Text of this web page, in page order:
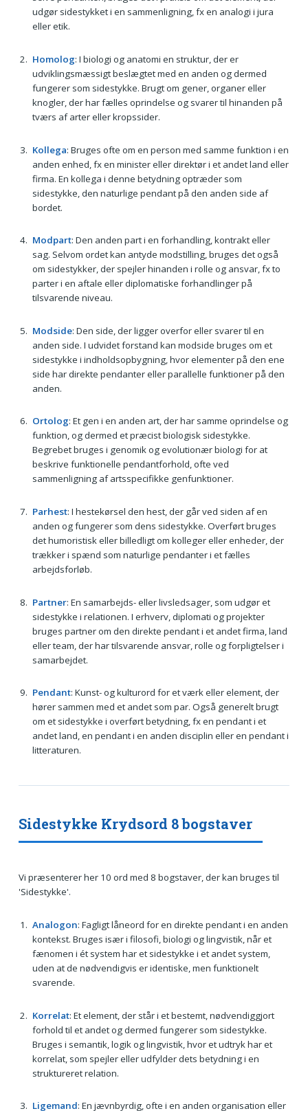
udgør sidestykket i en sammenligning, fx en analogi i jura
eller etik.
Homolog: I biologi og anatomi en struktur, der er
udviklingsmæssigt beslægtet med en anden og dermed
fungerer som sidestykke. Brugt om gener, organer eller
knogler, der har fælles oprindelse og svarer til hinanden på
tværs af arter eller kropssider.
Kollega: Bruges ofte om en person med samme funktion i en
anden enhed, fx en minister eller direktør i et andet land eller
firma. En kollega i denne betydning optræder som
sidestykke, den naturlige pendant på den anden side af
bordet.
Modpart: Den anden part i en forhandling, kontrakt eller
sag. Selvom ordet kan antyde modstilling, bruges det også
om sidestykker, der spejler hinanden i rolle og ansvar, fx to
parter i en aftale eller diplomatiske forhandlinger på
tilsvarende niveau.
Modside: Den side, der ligger overfor eller svarer til en
anden side. I udvidet forstand kan modside bruges om et
sidestykke i indholdsopbygning, hvor elementer på den ene
side har direkte pendanter eller parallelle funktioner på den
anden.
Ortolog: Et gen i en anden art, der har samme oprindelse og
funktion, og dermed et præcist biologisk sidestykke.
Begrebet bruges i genomik og evolutionær biologi for at
beskrive funktionelle pendantforhold, ofte ved
sammenligning af artsspecifikke genfunktioner.
Parhest: I hestekørsel den hest, der går ved siden af en
anden og fungerer som dens sidestykke. Overført bruges
det humoristisk eller billedligt om kolleger eller enheder, der
trækker i spænd som naturlige pendanter i et fælles
arbejdsforløb.
Partner: En samarbejds- eller livsledsager, som udgør et
sidestykke i relationen. I erhverv, diplomati og projekter
bruges partner om den direkte pendant i et andet firma, land
eller team, der har tilsvarende ansvar, rolle og forpligtelser i
samarbejdet.
Pendant: Kunst- og kulturord for et værk eller element, der
hører sammen med et andet som par. Også generelt brugt
om et sidestykke i overført betydning, fx en pendant i et
andet land, en pendant i en anden disciplin eller en pendant i
litteraturen.
Sidestykke Krydsord 8 bogstaver
Vi præsenterer her 10 ord med 8 bogstaver, der kan bruges til
'Sidestykke'.
Analogon: Fagligt låneord for en direkte pendant i en anden
kontekst. Bruges især i filosofi, biologi og lingvistik, når et
fænomen i ét system har et sidestykke i et andet system,
uden at de nødvendigvis er identiske, men funktionelt
svarende.
Korrelat: Et element, der står i et bestemt, nødvendiggjort
forhold til et andet og dermed fungerer som sidestykke.
Bruges i semantik, logik og lingvistik, hvor et udtryk har et
korrelat, som spejler eller udfylder dets betydning i en
struktureret relation.
Ligemand: En jævnbyrdig, ofte i en anden organisation eller